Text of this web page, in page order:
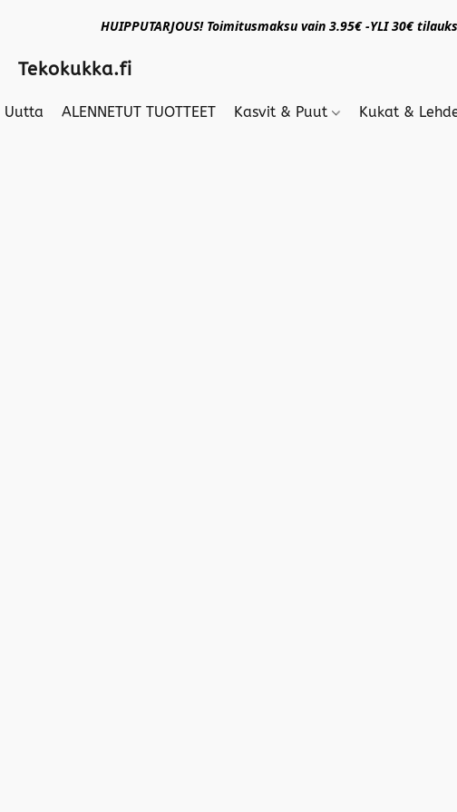
HUIPPUTARJOUS! Toimitusmaksu vain 3.95€ -YLI 30€
Tekokukka.fi
Uutta ALENNETUT TUOTTEET Kasvit & Puut Kukat &